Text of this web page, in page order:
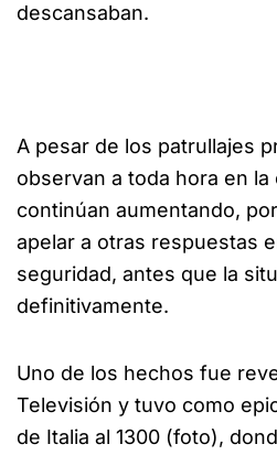
descansaban.
A pesar de los patrullajes
observan a toda hora en la
continúan aumentando,
apelar a otras respuestas
seguridad, antes que la
definitivamente.
Uno de los hechos fue
Televisión y tuvo como
de Italia al 1300 (foto),